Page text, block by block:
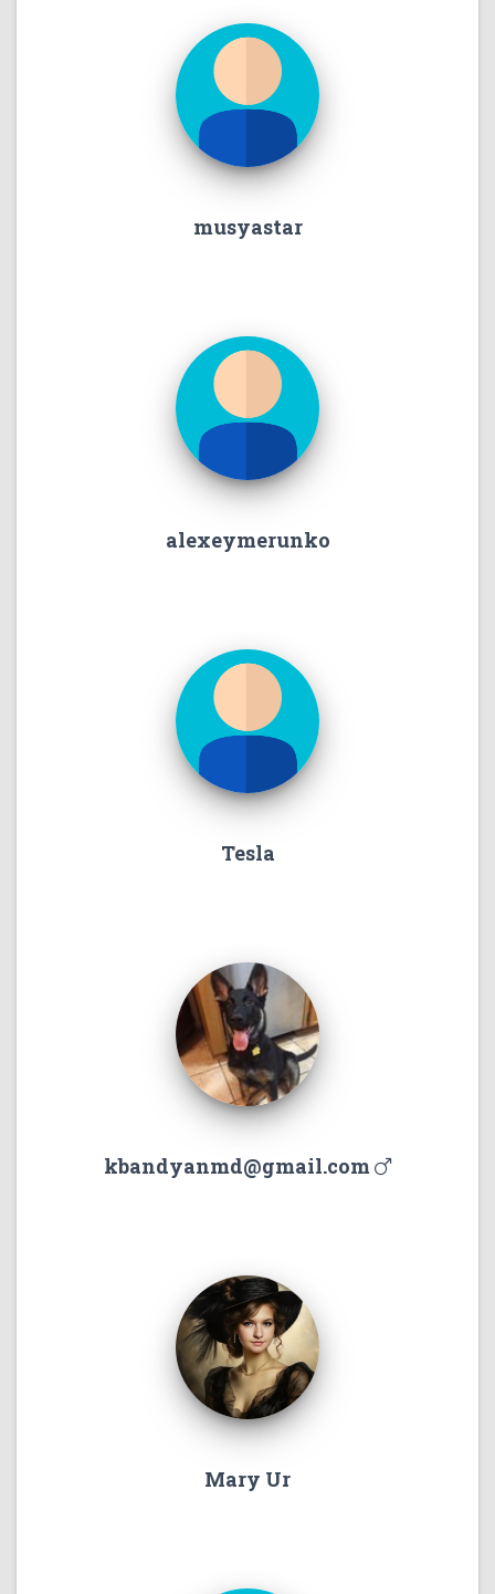
musyastar
alexeymerunko
Tesla
kbandyanmd@gmail.com
Mary Ur